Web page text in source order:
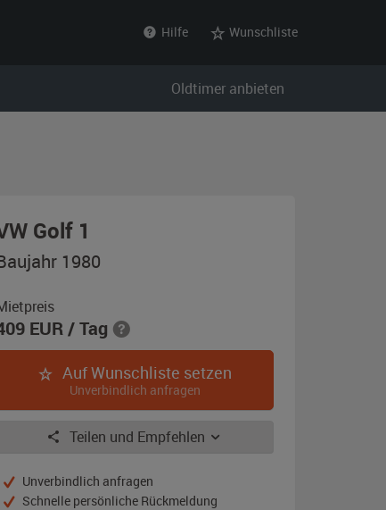
Hilfe Wunschliste
Oldtimer anbieten
Golf 1
Baujahr
1980
EUR/ Tag
Auf Wunschliste setzen
Unverbindlich anfragen
Teilen und Empfehlen
Unverbindlich anfragen
Schnelle persönliche Rückmeldung